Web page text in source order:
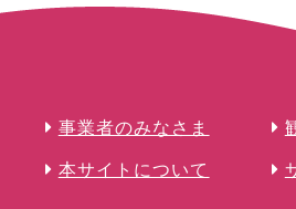
事業者のみなさま
本サイトについて